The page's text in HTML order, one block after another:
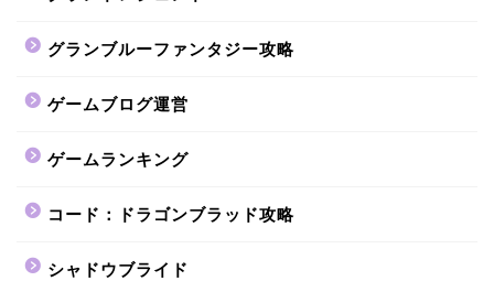
グランブルーファンタジー攻略
ゲームブログ運営
ゲームランキング
コード：ドラゴンブラッド攻略
シャドウブライド